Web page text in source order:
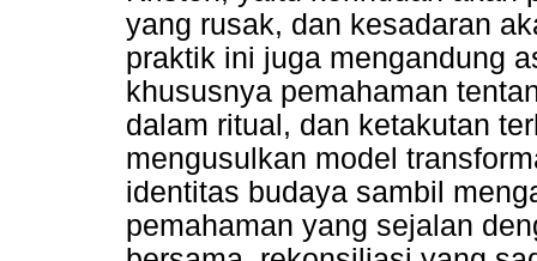
yang rusak, dan kesadaran
praktik ini juga mengandung
khususnya pemahaman
dalam ritual, dan ketakutan
mengusulkan model
identitas budaya sambil
pemahaman yang sejalan